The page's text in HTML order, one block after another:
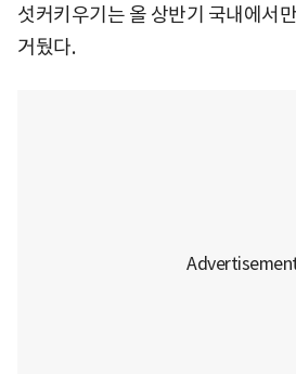
섯커키우기는 올 상반기 국내에서
거뒀다.